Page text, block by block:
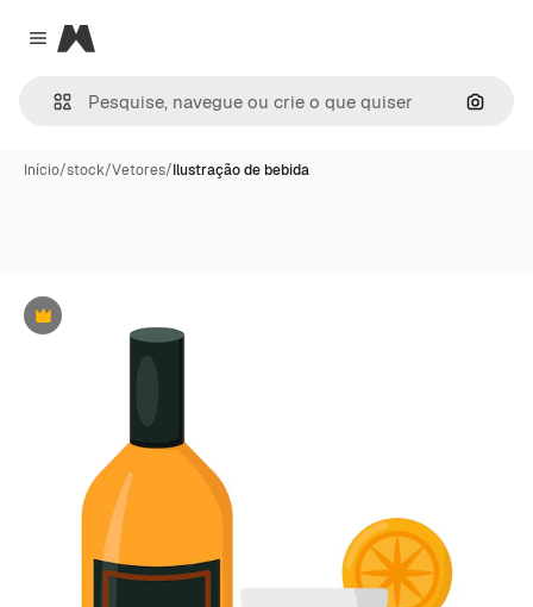
Close menu
Magnific
Início/stock/Vetores/Ilustração de bebida
Premium